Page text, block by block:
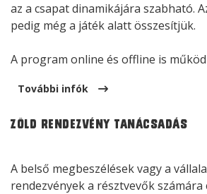
az a csapat dinamikájára szabható.
pedig még a játék alatt összesítjük.
A program online és offline is
További infók
Zöld rendezvény tanácsadás
A belső megbeszélések vagy a
rendezvények a résztvevők